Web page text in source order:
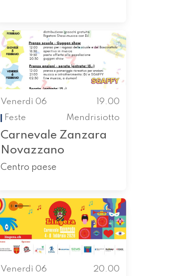
Venerdì 06
19.00
Feste
Mendrisiotto
Carnevale Zanzara
Novazzano
Centro paese
Venerdì 06
20.00